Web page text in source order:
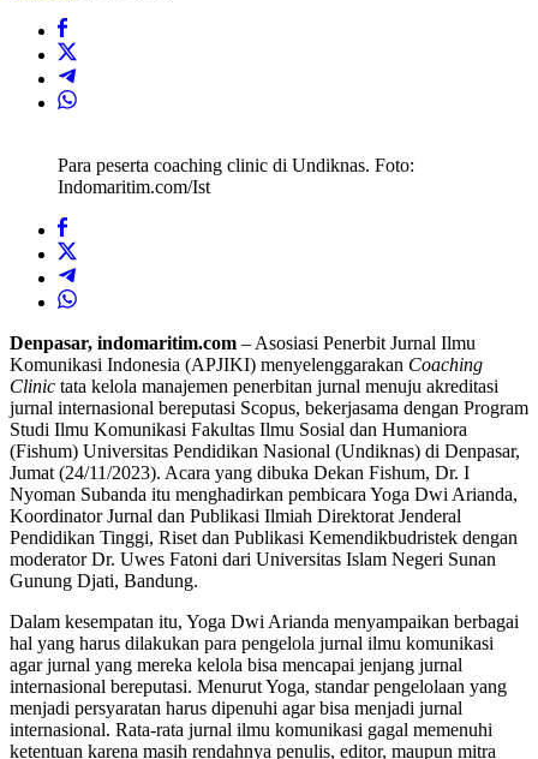
Para peserta coaching clinic di Undiknas. Foto:
Indomaritim.com/Ist
Denpasar, indomaritim.com – Asosiasi Penerbit Jurnal Ilmu
Komunikasi Indonesia (APJIKI) menyelenggarakan Coaching
Clinic tata kelola manajemen penerbitan jurnal menuju akreditasi
jurnal internasional bereputasi Scopus, bekerjasama dengan Program
Studi Ilmu Komunikasi Fakultas Ilmu Sosial dan Humaniora
(Fishum) Universitas Pendidikan Nasional (Undiknas) di Denpasar,
Jumat (24/11/2023). Acara yang dibuka Dekan Fishum, Dr. I
Nyoman Subanda itu menghadirkan pembicara Yoga Dwi Arianda,
Koordinator Jurnal dan Publikasi Ilmiah Direktorat Jenderal
Pendidikan Tinggi, Riset dan Publikasi Kemendikbudristek dengan
moderator Dr. Uwes Fatoni dari Universitas Islam Negeri Sunan
Gunung Djati, Bandung.
Dalam kesempatan itu, Yoga Dwi Arianda menyampaikan berbagai
hal yang harus dilakukan para pengelola jurnal ilmu komunikasi
agar jurnal yang mereka kelola bisa mencapai jenjang jurnal
internasional bereputasi. Menurut Yoga, standar pengelolaan yang
menjadi persyaratan harus dipenuhi agar bisa menjadi jurnal
internasional. Rata-rata jurnal ilmu komunikasi gagal memenuhi
ketentuan karena masih rendahnya penulis, editor, maupun mitra